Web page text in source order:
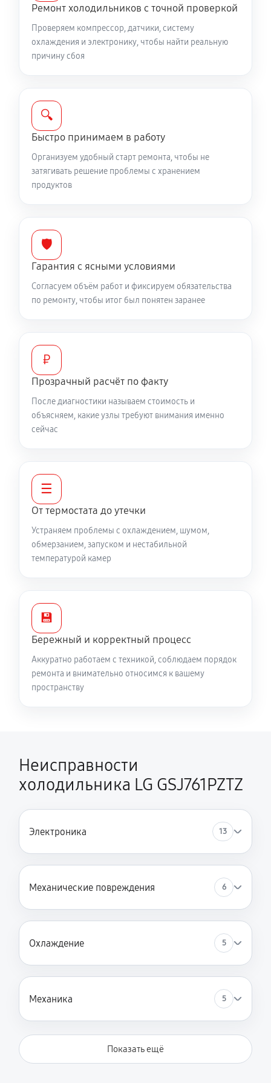
Ремонт холодильников с точной проверкой
Проверяем компрессор, датчики, систему
охлаждения и электронику, чтобы найти реальную
причину сбоя
🔍
Быстро принимаем в работу
Организуем удобный старт ремонта, чтобы не
затягивать решение проблемы с хранением
продуктов
🛡️
Гарантия с ясными условиями
Согласуем объём работ и фиксируем обязательства
по ремонту, чтобы итог был понятен заранее
₽
Прозрачный расчёт по факту
После диагностики называем стоимость и
объясняем, какие узлы требуют внимания именно
сейчас
☰
От термостата до утечки
Устраняем проблемы с охлаждением, шумом,
обмерзанием, запуском и нестабильной
температурой камер
💾
Бережный и корректный процесс
Аккуратно работаем с техникой, соблюдаем порядок
ремонта и внимательно относимся к вашему
пространству
Неисправности
холодильника LG GSJ761PZTZ
Электроника 13
Механические повреждения 6
Охлаждение 5
Механика 5
Показать ещё